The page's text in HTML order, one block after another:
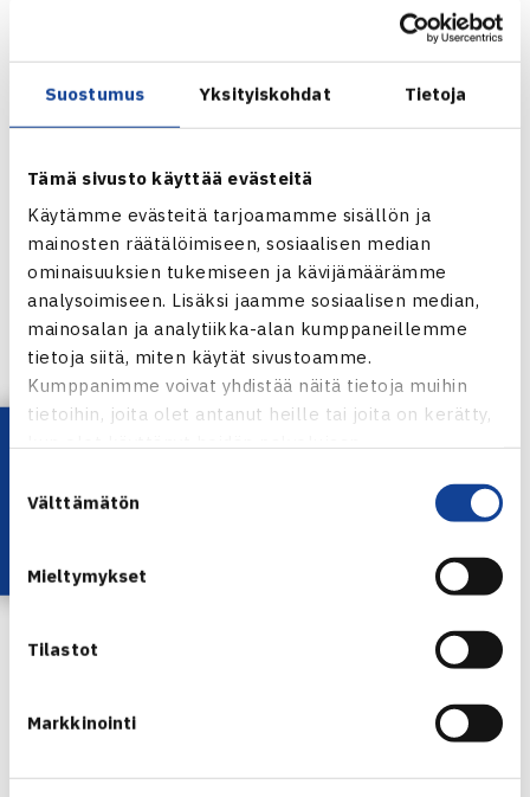
Suostumus Yksityiskohdat Tietoja
Tämä sivusto käyttää evästeitä
Käytämme evästeitä tarjoamamme sisällön ja
mainosten räätälöimiseen, sosiaalisen median
ominaisuuksien tukemiseen ja kävijämäärämme
analysoimiseen. Lisäksi jaamme sosiaalisen median,
mainosalan ja analytiikka-alan kumppaneillemme
tietoja siitä, miten käytät sivustoamme.
Kumppanimme voivat yhdistää näitä tietoja muihin
tietoihin, joita olet antanut heille tai joita on kerätty,
valinta
Välttämätön
Mieltymykset
Tilastot
Markkinointi
Erkki Viitasaarija
peräkkäin,HLK.
Kauden naispelaaja
Satu Salonen
Kauden nuori naispelaaja
Matti Manninen
Kauden Fair Play -pelaaja
Tapahtumavastaava HLK:ssa
Lataa OmaTennis!